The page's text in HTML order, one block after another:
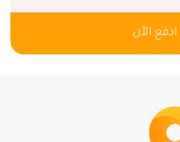
ادفع الآن